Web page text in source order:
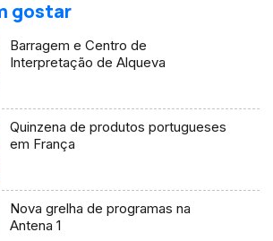
gostar
Barragem e Centro de
Interpretação de Alqueva
Quinzena de produtos portugueses
em França
Nova grelha de programas na
Antena 1